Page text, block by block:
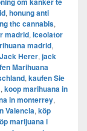
, honung anti
thc cannabis,
madrid, iceolator
madrid,
Jack Herer, jack
Marihuana
, kaufen Sie
, koop marihuana in
in monterrey,
Valencia, köp
marijuana i